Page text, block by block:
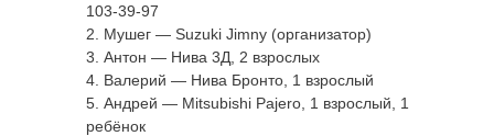
103-39-97
2. Мушег — Suzuki Jimny (организатор)
3. Антон — Нива 3Д, 2 взрослых
4. Валерий — Нива Бронто, 1 взрослый
5. Андрей — Mitsubishi Pajero, 1 взрослый, 1
ребёнок